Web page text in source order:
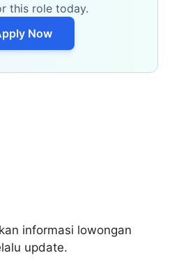
this role today.
Now
informasi lowongan
update.